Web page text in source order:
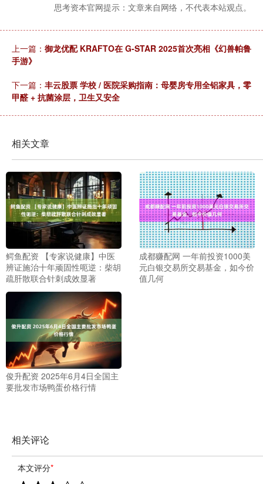
思考资本官网提示：文章来自网络，不代表本站观点。
上一篇： 御龙优配 KRAFTO在 G-STAR 2025首次亮相《幻兽帕鲁
手游》
下一篇： 丰云股票 学校 / 医院采购指南：母婴房专用全铝家具，零
甲醛 + 抗菌涂层，卫生又安全
相关文章
鳄鱼配资 【专家说健康】中医
辨证施治十年顽固性呃逆：柴胡
疏肝散联合针刺成效显著
成都赚配网 一年前投资1000美
元白银交易所交易基金，如今价
值几何
俊升配资 2025年6月4日全国主
要批发市场鸭蛋价格行情
相关评论
本文评分*